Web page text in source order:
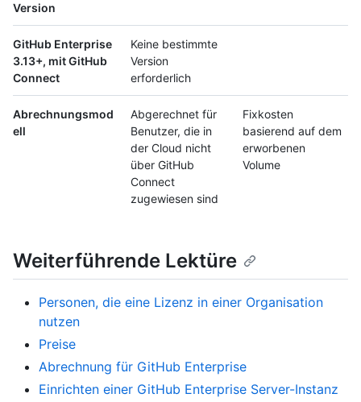
Version
GitHub Enterprise
3.13+, mit GitHub
Connect
Keine bestimmte
Version
erforderlich
Abrechnungsmod
ell
Abgerechnet für
Benutzer, die in
der Cloud nicht
über GitHub
Connect
zugewiesen sind
Fixkosten
basierend auf dem
erworbenen
Volume
Weiterführende Lektüre
Personen, die eine Lizenz in einer Organisation
nutzen
Preise
Abrechnung für GitHub Enterprise
Einrichten einer GitHub Enterprise Server-Instanz